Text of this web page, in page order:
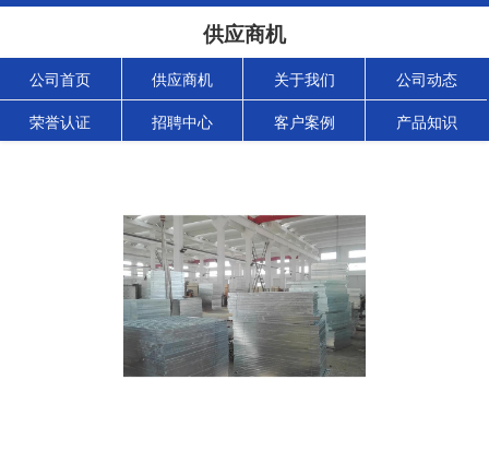
供应商机
公司首页 供应商机 关于我们 公司动态
荣誉认证 招聘中心 客户案例 产品知识